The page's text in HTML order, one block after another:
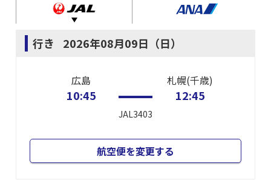
行き 2026年08月09日（日）
広島
10:45
JAL3403
札幌(千歳)
12:45
航空便を変更する